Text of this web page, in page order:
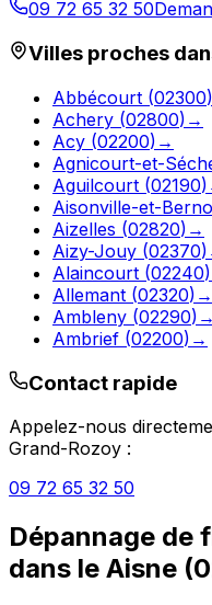
09 72 65 32 50
Villes proches
Abbécourt (02300)
Achery (02800) →
Acy (02200) →
Agnicourt-et-
Aguilcourt (02190)
Aisonville-et-
Aizelles (02820) →
Aizy-Jouy (02370)
Alaincourt (02240)
Allemant (02320) →
Ambleny (02290) →
Ambrief (02200) →
Contact rapide
Appelez-nous
Grand-Rozoy :
09 72 65 32 50
Dépannage de
dans le Aisne (